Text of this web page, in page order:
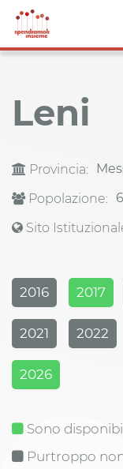
Leni
Provincia:
Popolazione:
Sito
2016 2017
2021 2022
2026
Sono
Purtroppo